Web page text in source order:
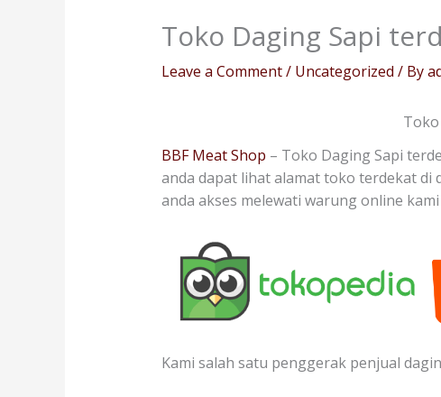
Toko Daging Sapi
Leave a Comment/ Uncategorized / By
BBF Meat Shop – Toko Daging Sapi
anda dapat lihat alamat toko terdekat di
anda akses melewati warung online
Kami salah satu penggerak penjual